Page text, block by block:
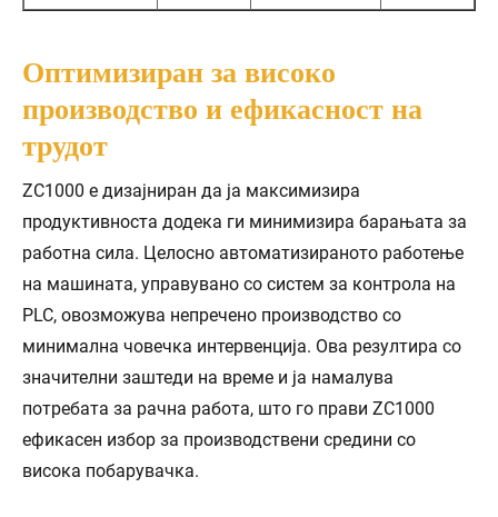
Оптимизиран за високо
производство и ефикасност на
трудот
ZC1000 е дизајниран да ја максимизира
продуктивноста додека ги минимизира барањата за
работна сила. Целосно автоматизираното работење
на машината, управувано со систем за контрола на
PLC, овозможува непречено производство со
минимална човечка интервенција. Ова резултира со
значителни заштеди на време и ја намалува
потребата за рачна работа, што го прави ZC1000
ефикасен избор за производствени средини со
висока побарувачка.